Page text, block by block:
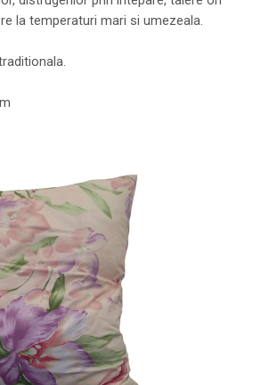
la temperaturi mari si umezeala.